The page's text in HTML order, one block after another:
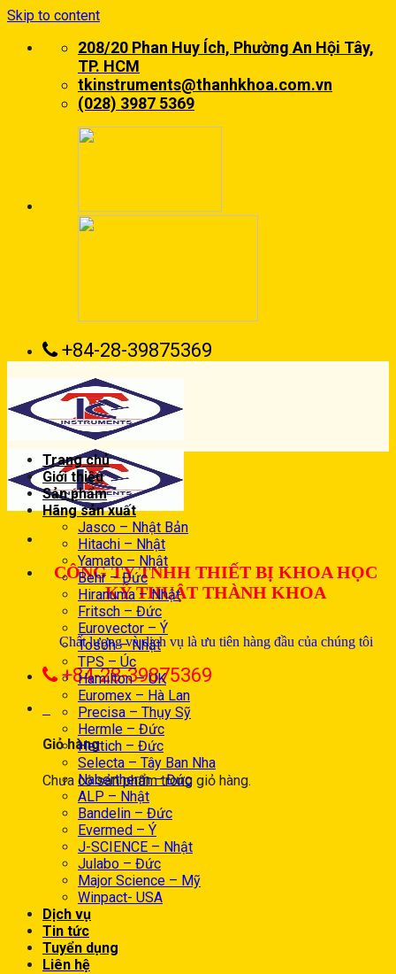
Skip to content
208/20 Phan Huy Ích, Phường An Hội Tây,
TP. HCM
tkinstruments@thanhkhoa.com.vn
(028) 3987 5369
+84-28-39875369
CÔNG TY TNHH THIẾT BỊ KHOA HỌC
KỸ THUẬT THÀNH KHOA
Chất lượng và dịch vụ là ưu tiên hàng đầu của chúng tôi
+84-28-39875369
Giỏ hàng
Chưa có sản phẩm trong giỏ hàng.
Trang chủ
Giới thiệu
Sản phẩm
Hãng sản xuất
Jasco – Nhật Bản
Hitachi – Nhật
Yamato – Nhật
Behr – Đức
Hiranuma – Nhật
Fritsch – Đức
Eurovector – Ý
Tosoh – Nhật
TPS – Úc
Hamilton – UK
Euromex – Hà Lan
Precisa – Thụy Sỹ
Hermle – Đức
Hettich – Đức
Selecta – Tây Ban Nha
Nabertherm – Đức
ALP – Nhật
Bandelin – Đức
Evermed – Ý
J-SCIENCE – Nhật
Julabo – Đức
Major Science – Mỹ
Winpact- USA
Dịch vụ
Tin tức
Tuyển dụng
Liên hệ